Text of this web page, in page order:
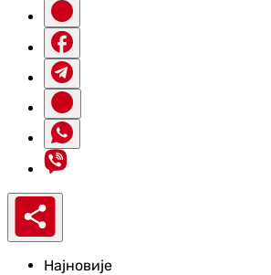
Најновије